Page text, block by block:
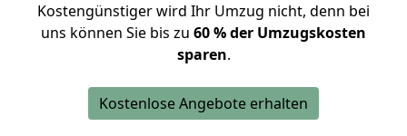
Kostengünstiger wird Ihr Umzug nicht, denn bei
uns können Sie bis zu 60 % der Umzugskosten
sparen.
Kostenlose Angebote erhalten